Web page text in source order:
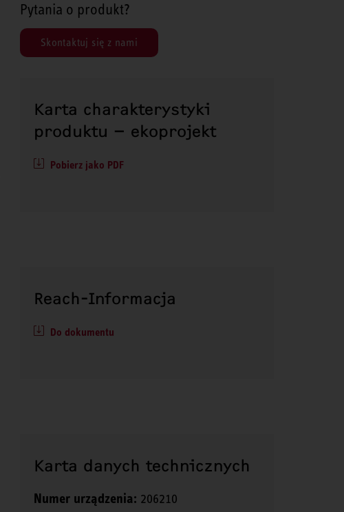
Pytania o produkt?
Skontaktuj się z nami
Karta charakterystyki
produktu – ekoprojekt
Pobierz jako PDF
Reach-Informacja
Do dokumentu
Karta danych technicznych
Numer urządzenia: 206210